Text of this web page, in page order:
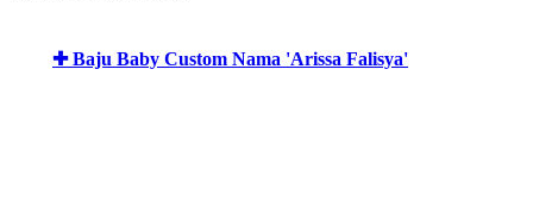
✚ Baju Baby Custom Nama 'Arissa Falisya'